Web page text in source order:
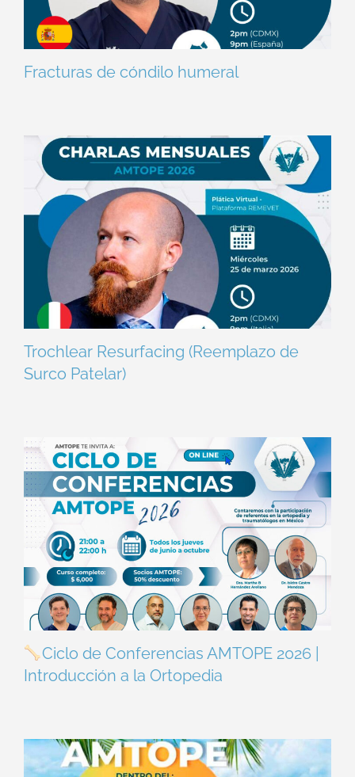
Fracturas de cóndilo humeral
Trochlear Resurfacing (Reemplazo de
Surco Patelar)
Ciclo de Conferencias AMTOPE 2026 |
Introducción a la Ortopedia